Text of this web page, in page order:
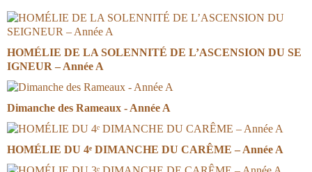
HOMÉLIE DE LA SOLENNITÉ DE L’ASCENSION DU SE
IGNEUR – Année A
Dimanche des Rameaux - Année A
HOMÉLIE DU 4ᵉ DIMANCHE DU CARÊME – Année A